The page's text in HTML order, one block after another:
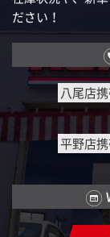
ださい！
八尾店
平野店